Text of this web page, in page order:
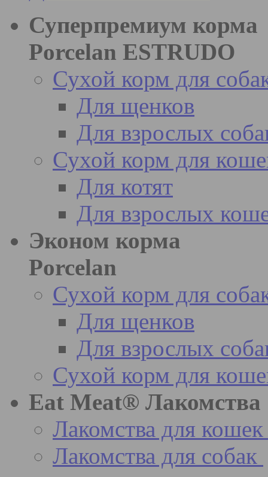
Суперпремиум корма
Porcelan ESTRUDO
Сухой корм для
Для щенков
Для взрослых
Сухой корм для
Для котят
Для взрослых
Эконом корма
Porcelan
Сухой корм для
Для щенков
Для взрослых
Сухой корм для
Eat Meat® Лакомства
Лакомства для кошек
Лакомства для собак